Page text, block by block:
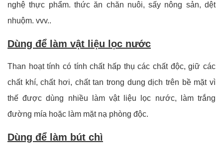
nghệ thực phẩm. thức ăn chăn nuôi, sấy nông sản, dệt
nhuộm. vvv..
Dùng để làm vật liệu lọc nước
Than hoạt tính có tính chất hấp thụ các chất độc, giữ các
chất khí, chất hơi, chất tan trong dung dịch trên bề mặt vì
thế được dùng nhiều làm vật liệu lọc nước, làm trắng
đường mía hoặc làm mặt nạ phòng độc.
Dùng để làm bút chì